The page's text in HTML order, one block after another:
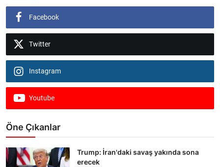
Facebook
Twitter
Instagram
Youtube
Öne Çıkanlar
Trump: İran'daki savaş yakında sona
erecek